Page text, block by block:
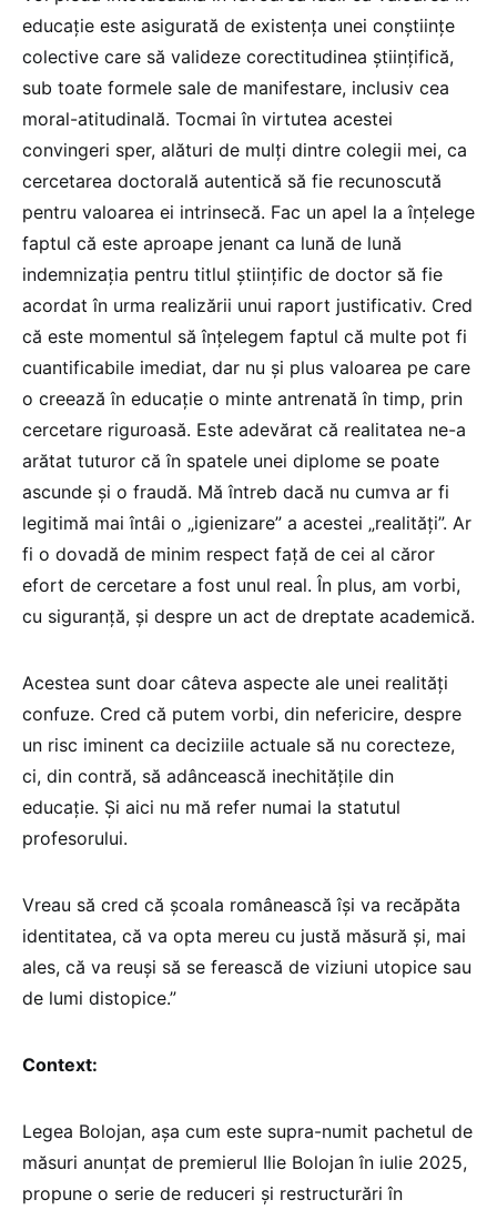
educație este asigurată de existența unei conștiințe
colective care să valideze corectitudinea științifică,
sub toate formele sale de manifestare, inclusiv cea
moral-atitudinală. Tocmai în virtutea acestei
convingeri sper, alături de mulți dintre colegii mei, ca
cercetarea doctorală autentică să fie recunoscută
pentru valoarea ei intrinsecă. Fac un apel la a înțelege
faptul că este aproape jenant ca lună de lună
indemnizația pentru titlul științific de doctor să fie
acordat în urma realizării unui raport justificativ. Cred
că este momentul să înțelegem faptul că multe pot fi
cuantificabile imediat, dar nu și plus valoarea pe care
o creează în educație o minte antrenată în timp, prin
cercetare riguroasă. Este adevărat că realitatea ne-a
arătat tuturor că în spatele unei diplome se poate
ascunde și o fraudă. Mă întreb dacă nu cumva ar fi
legitimă mai întâi o „igienizare” a acestei „realități”. Ar
fi o dovadă de minim respect față de cei al căror
efort de cercetare a fost unul real. În plus, am vorbi,
cu siguranță, și despre un act de dreptate academică.
Acestea sunt doar câteva aspecte ale unei realități
confuze. Cred că putem vorbi, din nefericire, despre
un risc iminent ca deciziile actuale să nu corecteze,
ci, din contră, să adâncească inechitățile din
educație. Și aici nu mă refer numai la statutul
profesorului.
Vreau să cred că școala românească își va recăpăta
identitatea, că va opta mereu cu justă măsură și, mai
ales, că va reuși să se ferească de viziuni utopice sau
de lumi distopice.”
Context:
Legea Bolojan, așa cum este supra-numit pachetul de
măsuri anunțat de premierul Ilie Bolojan în iulie 2025,
propune o serie de reduceri și restructurări în